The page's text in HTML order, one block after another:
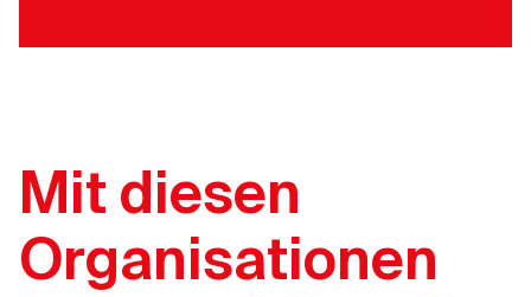
Mit diesen
Organisationen